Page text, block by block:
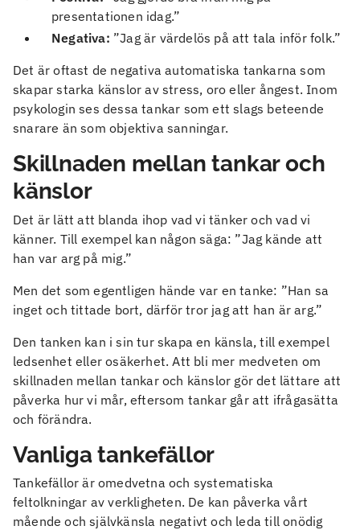
presentationen idag.”
Negativa: ”Jag är värdelös på att tala inför folk.”
Det är oftast de negativa automatiska tankarna som
skapar starka känslor av stress, oro eller ångest. Inom
psykologin ses dessa tankar som ett slags beteende
snarare än som objektiva sanningar.
Skillnaden mellan tankar och
känslor
Det är lätt att blanda ihop vad vi tänker och vad vi
känner. Till exempel kan någon säga: ”Jag kände att
han var arg på mig.”
Men det som egentligen hände var en tanke: ”Han sa
inget och tittade bort, därför tror jag att han är arg.”
Den tanken kan i sin tur skapa en känsla, till exempel
ledsenhet eller osäkerhet. Att bli mer medveten om
skillnaden mellan tankar och känslor gör det lättare att
påverka hur vi mår, eftersom tankar går att ifrågasätta
och förändra.
Vanliga tankefällor
Tankefällor är omedvetna och systematiska
feltolkningar av verkligheten. De kan påverka vårt
mående och självkänsla negativt och leda till onödig